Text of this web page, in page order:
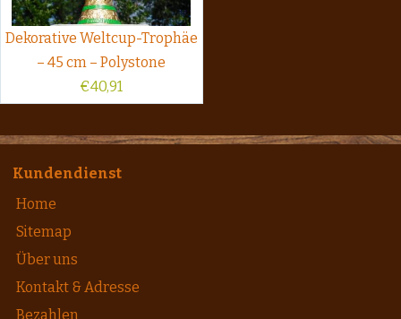
Dekorative Weltcup-Trophäe
– 45 cm – Polystone
€40,91
Kundendienst
Home
Sitemap
Über uns
Kontakt & Adresse
Bezahlen